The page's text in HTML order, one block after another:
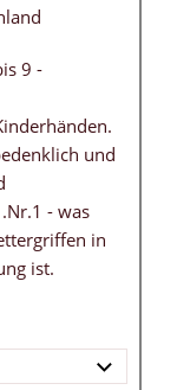
9 -
und
- was
in
ist.